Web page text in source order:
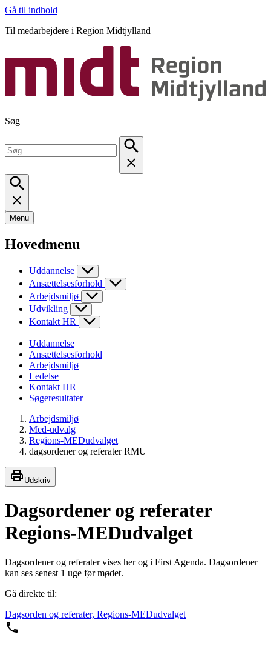
Gå til indhold
Til medarbejdere i Region Midtjylland
Søg
Menu
Hovedmenu
Uddannelse
Ansættelsesforhold
Arbejdsmiljø
Udvikling
Kontakt HR
Uddannelse
Ansættelsesforhold
Arbejdsmiljø
Ledelse
Kontakt HR
Søgeresultater
Arbejdsmiljø
Med-udvalg
Regions-MEDudvalget
dagsordener og referater RMU
Udskriv
Dagsordener og referater
Regions-MEDudvalget
Dagsordener og referater vises her og i First Agenda. Dagsordener
kan ses senest 1 uge før mødet.
Gå direkte til:
Dagsorden og referater, Regions-MEDudvalget